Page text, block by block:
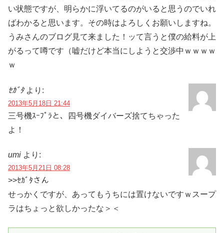
い状態ですが、明らかに浮いてるのがいると思うのでいれ
ばわかると思います。その時はよろしくお願いしますね。
うみさんのブログ見て来ました！ッて言うと僕の給料が上
がるって噂です（嘘だけど本当にしようと交渉中ｗｗｗｗ
ｗ
ｾｶﾞﾀ より:
2013年5月18日 21:44
三号機ｽｰﾌﾟﾗと、四号機ダイバーズ捨てちゃった
よ！
umi より:
2013年5月21日 08:28
>>ｾｶﾞﾀさん
せっかくですが、あってもうちには置けないですｗスープ
ラはちょっと欲しかったな＞＜